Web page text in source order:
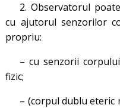
2. Observatorul
cu ajutorul senzorilor
propriu:
– cu senzorii
fizic;
– (corpul dublu eteric